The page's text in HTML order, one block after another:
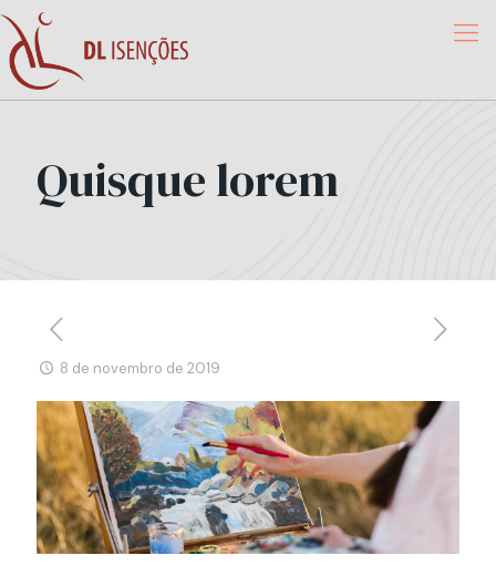
Quisque lorem
8 de novembro de 2019